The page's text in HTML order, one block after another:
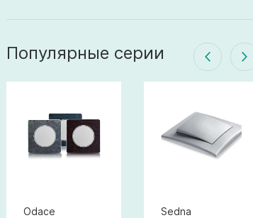
Популярные серии
Odace Sedna